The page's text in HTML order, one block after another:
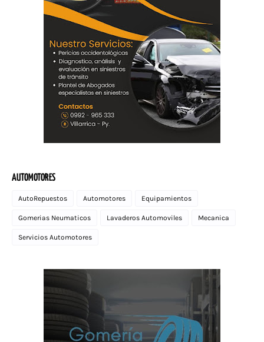
AUTOMOTORES
AutoRepuestos Automotores Equipamientos
Gomerias Neumaticos Lavaderos Automoviles Mecanica
Servicios Automotores